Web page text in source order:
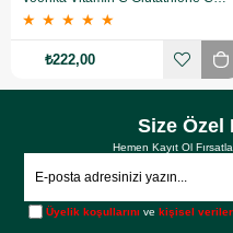
★ ★ ★ ★ ★
₺222,00
Size Özel
Hemen Kayıt Ol
Üyelik koşullarını vekişisel